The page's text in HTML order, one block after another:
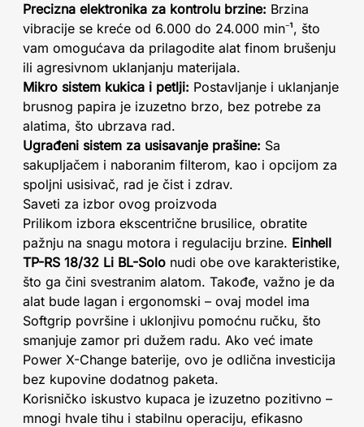
Precizna elektronika za kontrolu brzine: Brzina
vibracije se kreće od 6.000 do 24.000 min⁻¹, što
vam omogućava da prilagodite alat finom brušenju
ili agresivnom uklanjanju materijala.
Mikro sistem kukica i petlji: Postavljanje i uklanjanje
brusnog papira je izuzetno brzo, bez potrebe za
alatima, što ubrzava rad.
Ugrađeni sistem za usisavanje prašine: Sa
sakupljačem i naboranim filterom, kao i opcijom za
spoljni usisivač, rad je čist i zdrav.
Saveti za izbor ovog proizvoda
Prilikom izbora ekscentrične brusilice, obratite
pažnju na snagu motora i regulaciju brzine. Einhell
TP-RS 18/32 Li BL-Solo nudi obe ove karakteristike,
što ga čini svestranim alatom. Takođe, važno je da
alat bude lagan i ergonomski – ovaj model ima
Softgrip površine i uklonjivu pomoćnu ručku, što
smanjuje zamor pri dužem radu. Ako već imate
Power X-Change baterije, ovo je odlična investicija
bez kupovine dodatnog paketa.
Korisničko iskustvo kupaca je izuzetno pozitivno –
mnogi hvale tihu i stabilnu operaciju, efikasno